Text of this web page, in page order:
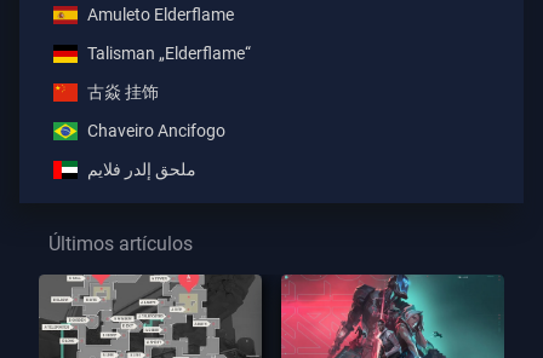
Amuleto Elderflame
Talisman „Elderflame“
古焱 挂饰
Chaveiro Ancifogo
ملحق إلدر فلايم
Últimos artículos